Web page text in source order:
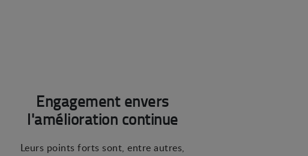
Engagement envers
l'amélioration continue
Leurs points forts sont, entre autres,